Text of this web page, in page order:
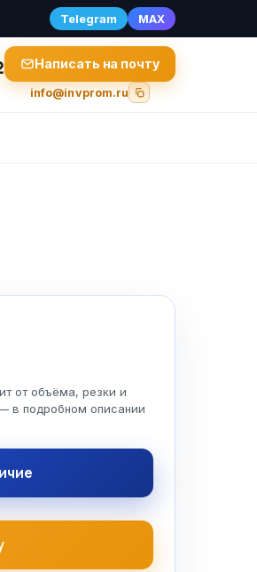
Telegram MAX
Написать на почту
info@invprom.ru
от объёма, резки и
в подробном описании